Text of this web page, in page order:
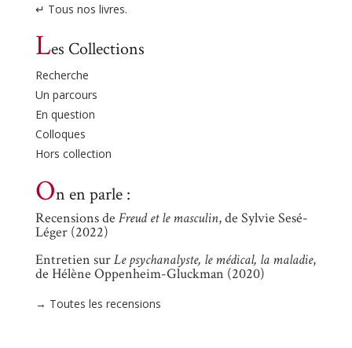
↵ Tous nos livres.
Les Collections
Recherche
Un parcours
En question
Colloques
Hors collection
On en parle :
Recensions de Freud et le masculin, de Sylvie Sesé-
Léger (2022)
Entretien surLe psychanalyste, le médical, la maladie,
de Hélène Oppenheim-Gluckman (2020)
→ Toutes les recensions